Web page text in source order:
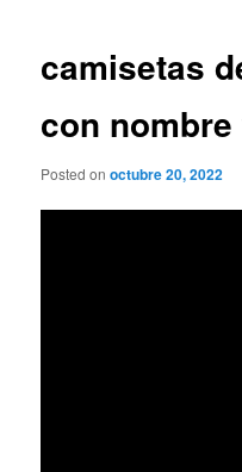
camisetas
con
Posted onoctubre 20, 2022